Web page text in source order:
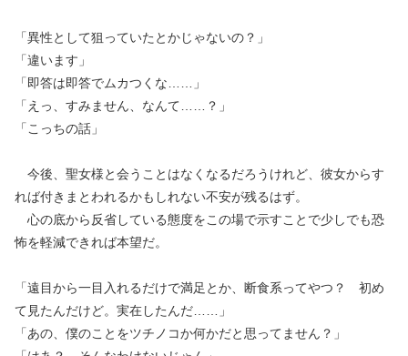
「異性として狙っていたとかじゃないの？」
「違います」
「即答は即答でムカつくな……」
「えっ、すみません、なんて……？」
「こっちの話」
今後、聖女様と会うことはなくなるだろうけれど、彼女からす
れば付きまとわれるかもしれない不安が残るはず。
心の底から反省している態度をこの場で示すことで少しでも恐
怖を軽減できれば本望だ。
「遠目から一目入れるだけで満足とか、断食系ってやつ？ 初め
て見たんだけど。実在したんだ……」
「あの、僕のことをツチノコか何かだと思ってません？」